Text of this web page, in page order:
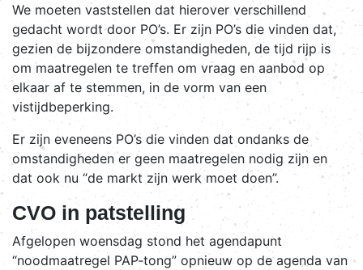
We moeten vaststellen dat hierover verschillend
gedacht wordt door PO’s. Er zijn PO’s die vinden dat,
gezien de bijzondere omstandigheden, de tijd rijp is
om maatregelen te treffen om vraag en aanbod op
elkaar af te stemmen, in de vorm van een
vistijdbeperking.
Er zijn eveneens PO’s die vinden dat ondanks de
omstandigheden er geen maatregelen nodig zijn en
dat ook nu “de markt zijn werk moet doen”.
CVO in patstelling
Afgelopen woensdag stond het agendapunt
“noodmaatregel PAP-tong” opnieuw op de agenda van